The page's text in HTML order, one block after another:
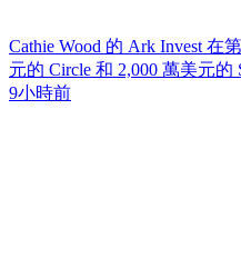
Cathie Wood 的 Ark Invest 在
元的 Circle 和 2,000 萬美元的
9小時前